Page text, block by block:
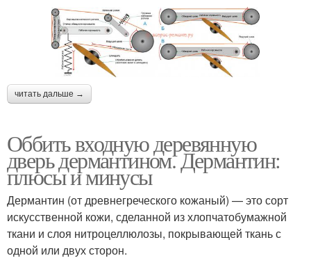
читать дальше →
Оббить входную деревянную
дверь дермантином. Дермантин:
плюсы и минусы
Дермантин (от древнегреческого кожаный) — это сорт
искусственной кожи, сделанной из хлопчатобумажной
ткани и слоя нитроцеллюлозы, покрывающей ткань с
одной или двух сторон.